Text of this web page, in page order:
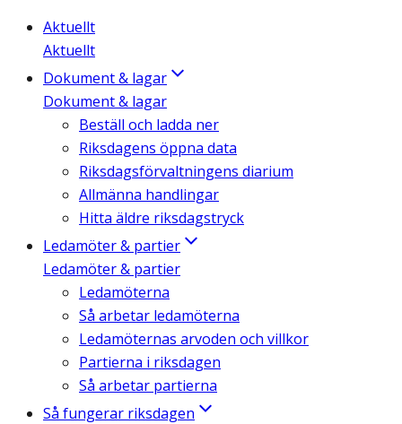
Aktuellt
Aktuellt
Dokument & lagar
Dokument & lagar
Beställ och ladda ner
Riksdagens öppna data
Riksdagsförvaltningens diarium
Allmänna handlingar
Hitta äldre riksdagstryck
Ledamöter & partier
Ledamöter & partier
Ledamöterna
Så arbetar ledamöterna
Ledamöternas arvoden och villkor
Partierna i riksdagen
Så arbetar partierna
Så fungerar riksdagen